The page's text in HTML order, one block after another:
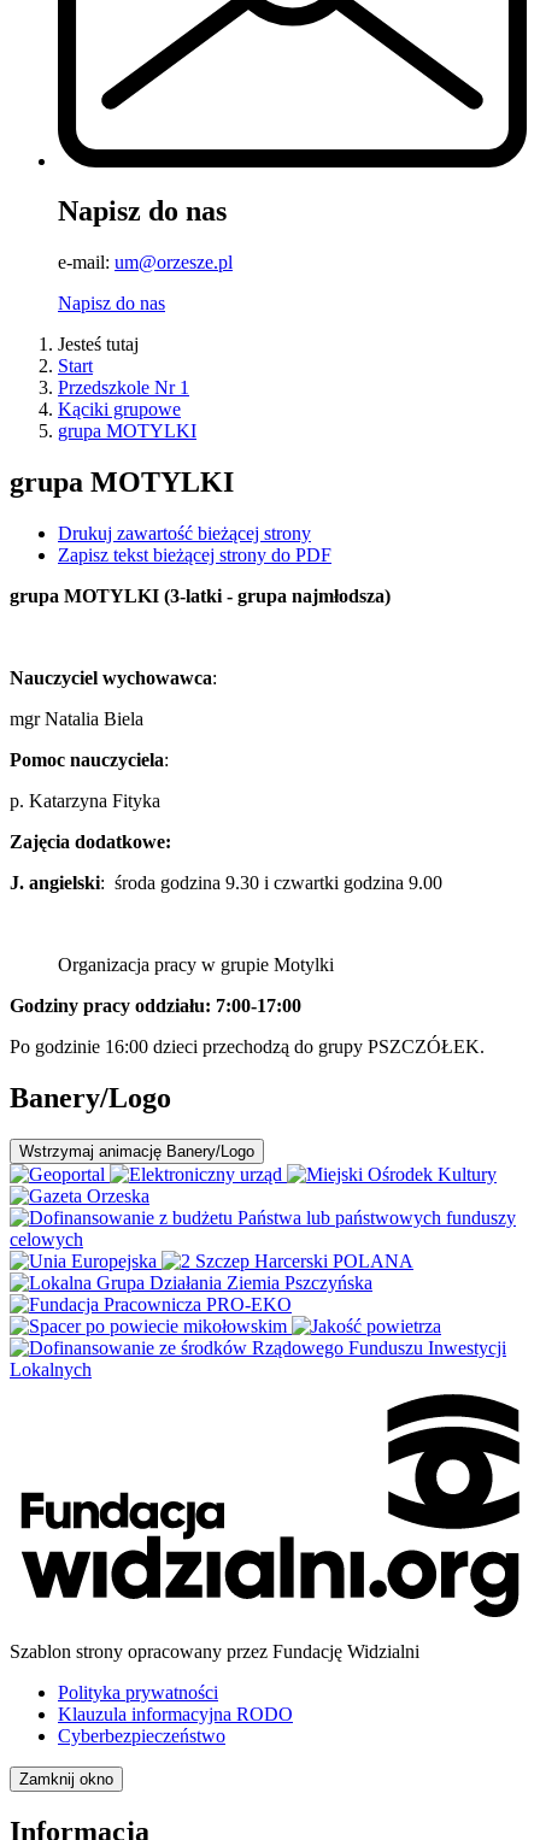
Napisz do nas
e-mail: um@orzesze.pl
Napisz do nas
Jesteś tutaj
Start
Przedszkole Nr 1
Kąciki grupowe
grupa MOTYLKI
grupa MOTYLKI
Drukuj zawartość bieżącej strony
Zapisz tekst bieżącej strony do PDF
grupa MOTYLKI (3-latki - grupa najmłodsza)
Nauczyciel wychowawca:
mgr Natalia Biela
Pomoc nauczyciela:
p. Katarzyna Fityka
Zajęcia dodatkowe:
J. angielski: środa godzina 9.30 i czwartki godzina 9.00
Organizacja pracy w grupie Motylki
Godziny pracy oddziału: 7:00-17:00
Po godzinie 16:00 dzieci przechodzą do grupy PSZCZÓŁEK.
Banery/Logo
Wstrzymaj animację Banery/Logo
Szablon strony opracowany przez Fundację Widzialni
Polityka prywatności
Klauzula informacyjna RODO
Cyberbezpieczeństwo
Zamknij okno
Informacja